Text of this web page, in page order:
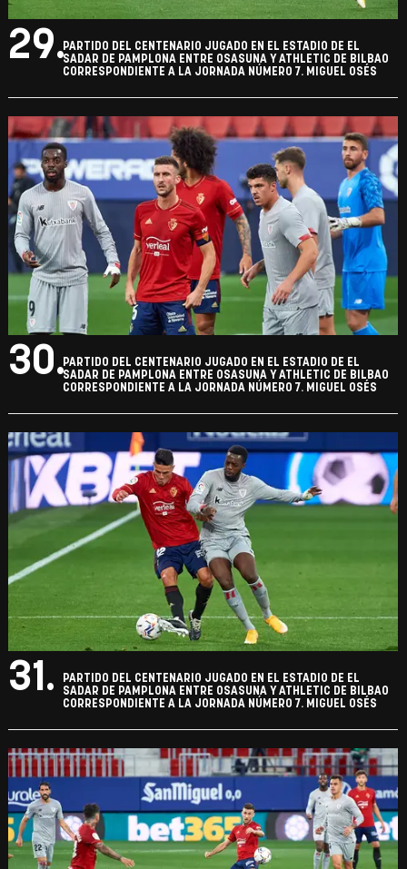
29.PARTIDO DEL CENTENARIO JUGADO EN EL ESTADIO DE EL
SADAR DE PAMPLONA ENTRE OSASUNA Y ATHLETIC DE BILBAO
CORRESPONDIENTE A LA JORNADA NÚMERO 7. MIGUEL OSÉS
30.PARTIDO DEL CENTENARIO JUGADO EN EL ESTADIO DE EL
SADAR DE PAMPLONA ENTRE OSASUNA Y ATHLETIC DE BILBAO
CORRESPONDIENTE A LA JORNADA NÚMERO 7. MIGUEL OSÉS
31.
PARTIDO DEL CENTENARIO JUGADO EN EL ESTADIO DE EL
SADAR DE PAMPLONA ENTRE OSASUNA Y ATHLETIC DE BILBAO
CORRESPONDIENTE A LA JORNADA NÚMERO 7. MIGUEL OSÉS